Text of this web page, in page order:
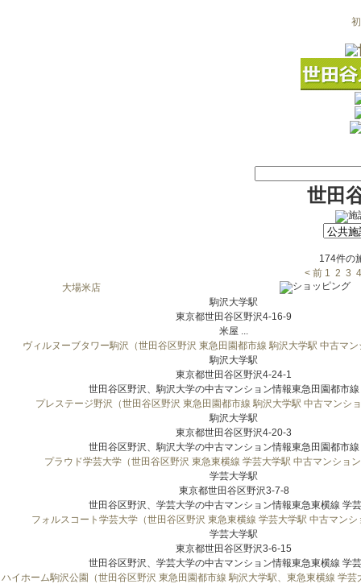
世田
174件の
< 前 1 2 3 4
大場米店
駒沢大学駅
東京都世田谷区野沢4-16-9
米屋 ...
ヴィルヌーブタワー駒沢（世田谷区野沢 東急田園都市線 駒沢大学駅 中古マ
駒沢大学駅
東京都世田谷区野沢4-24-1
世田谷区野沢、駒沢大学の中古マンション情報東急田園都市線
プレステージ野沢（世田谷区野沢 東急田園都市線 駒沢大学駅 中古マンシ
駒沢大学駅
東京都世田谷区野沢4-20-3
世田谷区野沢、駒沢大学の中古マンション情報東急田園都市線
プラウド学芸大学（世田谷区野沢 東急東横線 学芸大学駅 中古マンショ
学芸大学駅
東京都世田谷区野沢3-7-8
世田谷区野沢、学芸大学の中古マンション情報東急東横線 学
フォルスコート学芸大学（世田谷区野沢 東急東横線 学芸大学駅 中古マンシ
学芸大学駅
東京都世田谷区野沢3-6-15
世田谷区野沢、学芸大学の中古マンション情報東急東横線 学
ハイホーム駒沢公園（世田谷区野沢 東急田園都市線 駒沢大学駅、東急東横線 学芸